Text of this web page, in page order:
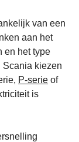
van een
aan het
en het type
Scania kiezen
P-serie of
is